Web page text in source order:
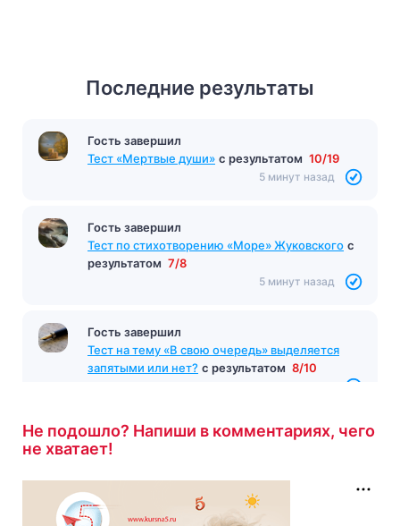
Последние результаты
Гость завершил
Тест «Мертвые души» с результатом 10/19
5 минут назад
Гость завершил
Тест по стихотворению «Море» Жуковского с
результатом 7/8
5 минут назад
Гость завершил
Тест на тему «В свою очередь» выделяется
запятыми или нет? с результатом 8/10
Не подошло? Напиши в комментариях, чего
не хватает!